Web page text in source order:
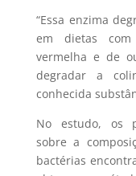
“Essa enzima
em dietas com
vermelha e de
degradar a
conhecida
No estudo, os
sobre a
bactérias